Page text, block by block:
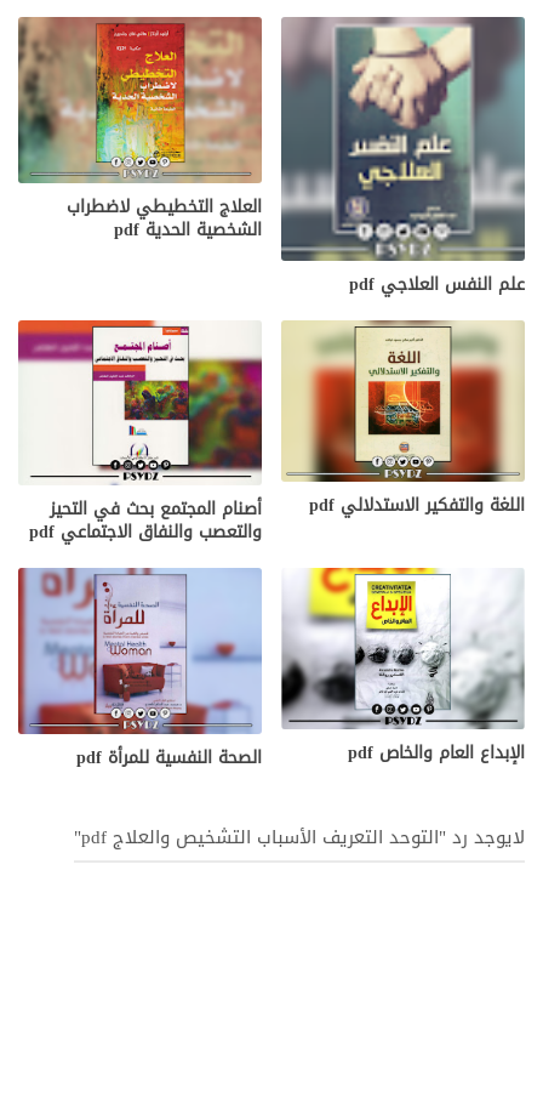
علم النفس العلاجي pdf
العلاج التخطيطي لاضطراب
الشخصية الحدية pdf
اللغة والتفكير الاستدلالي pdf أصنام المجتمع بحث في التحيز
والتعصب والنفاق الاجتماعي pdf
الإبداع العام والخاص pdf الصحة النفسية للمرأة pdf
لايوجد رد "التوحد التعريف الأسباب التشخيص والعلاج pdf"